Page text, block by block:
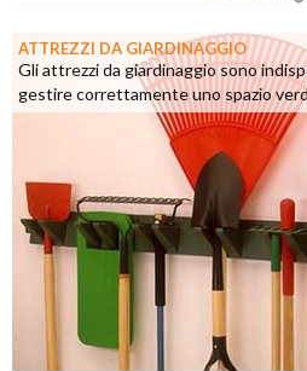
ATTREZZI DA GIARDINAGGIO
Gli attrezzi da giardinaggio sono
gestire correttamente uno spazio